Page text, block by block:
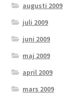
augusti 2009
juli 2009
juni 2009
maj 2009
april 2009
mars 2009